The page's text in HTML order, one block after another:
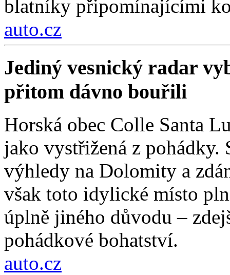
blatníky připomínajícími
auto.cz
Jediný vesnický radar
přitom dávno bouřili
Horská obec Colle Santa
jako vystřižená z pohádky.
výhledy na Dolomity a
však toto idylické místo
úplně jiného důvodu –
pohádkové bohatství.
auto.cz